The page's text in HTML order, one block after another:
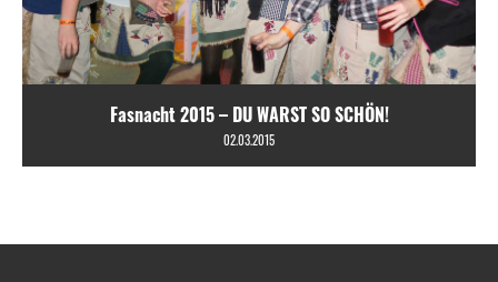
Fasnacht 2015 – DU WARST SO SCHÖN!
02.03.2015